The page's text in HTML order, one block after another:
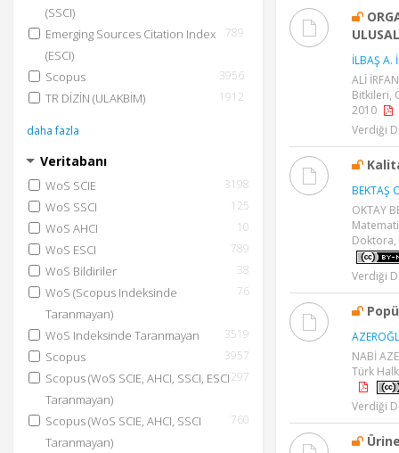
(SSCI)
Emerging Sources Citation Index
(ESCI)
789
Scopus 3956
TR DİZİN (ULAKBİM) 1912
daha fazla
Veritabanı
WoS SCIE 3198
WoS SSCI 125
WoS AHCI 10
WoS ESCI 789
WoS Bildiriler 38
WoS (Scopus Indeksinde
Taranmayan)
76
WoS Indeksinde Taranmayan 3519
Scopus 3957
Scopus (WoS SCIE, AHCI, SSCI, ESCI
Taranmayan)
297
Scopus (WoS SCIE, AHCI, SSCI
Taranmayan)
760
İLBAŞ A.
ALİ
Bitkileri,
2010
Verdiği
BEKTAŞ
OKTAY
Doktora,
Verdiği
NABİ
Türk
Verdiği